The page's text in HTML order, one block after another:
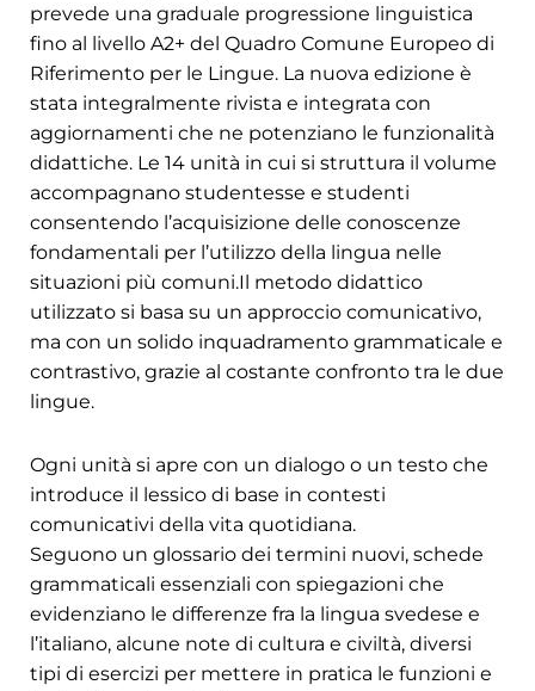
prevede una graduale progressione linguistica
fino al livello A2+ del Quadro Comune Europeo di
Riferimento per le Lingue. La nuova edizione è
stata integralmente rivista e integrata con
aggiornamenti che ne potenziano le funzionalità
didattiche. Le 14 unità in cui si struttura il volume
accompagnano studentesse e studenti
consentendo l’acquisizione delle conoscenze
fondamentali per l’utilizzo della lingua nelle
situazioni più comuni.Il metodo didattico
utilizzato si basa su un approccio comunicativo,
ma con un solido inquadramento grammaticale e
contrastivo, grazie al costante confronto tra le due
lingue.
Ogni unità si apre con un dialogo o un testo che
introduce il lessico di base in contesti
comunicativi della vita quotidiana.
Seguono un glossario dei termini nuovi, schede
grammaticali essenziali con spiegazioni che
evidenziano le differenze fra la lingua svedese e
l’italiano, alcune note di cultura e civiltà, diversi
tipi di esercizi per mettere in pratica le funzioni e